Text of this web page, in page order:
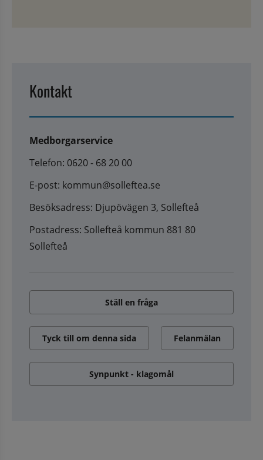
Kontakt
Medborgarservice
Telefon: 0620 - 68 20 00
E-post: kommun@solleftea.se
Besöksadress: Djupövägen 3, Sollefteå
Postadress: Sollefteå kommun 881 80
Sollefteå
Ställ en fråga
Tyck till om denna sida Felanmälan
Synpunkt - klagomål